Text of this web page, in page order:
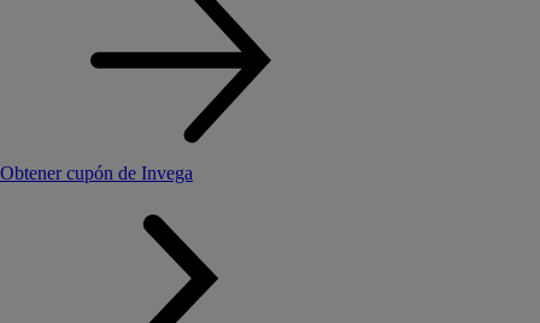
Obtener cupón de Invega